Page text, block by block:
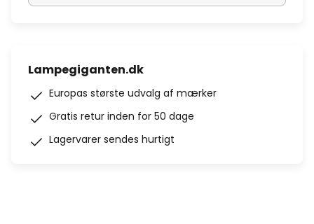
Lampegiganten.dk
Europas største udvalg af mærker
Gratis retur inden for 50 dage
Lagervarer sendes hurtigt